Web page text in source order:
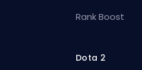
Rank Boost
Dota 2